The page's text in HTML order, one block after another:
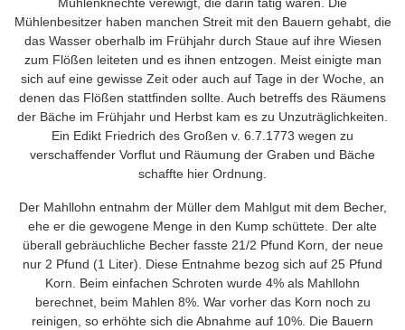
Mühlenknechte verewigt, die darin tätig waren. Die
Mühlenbesitzer haben manchen Streit mit den Bauern gehabt, die
das Wasser oberhalb im Frühjahr durch Staue auf ihre Wiesen
zum Flößen leiteten und es ihnen entzogen. Meist einigte man
sich auf eine gewisse Zeit oder auch auf Tage in der Woche, an
denen das Flößen stattfinden sollte. Auch betreffs des Räumens
der Bäche im Frühjahr und Herbst kam es zu Unzuträglichkeiten.
Ein Edikt Friedrich des Großen v. 6.7.1773 wegen zu
verschaffender Vorflut und Räumung der Graben und Bäche
schaffte hier Ordnung.
Der Mahllohn entnahm der Müller dem Mahlgut mit dem Becher,
ehe er die gewogene Menge in den Kump schüttete. Der alte
überall gebräuchliche Becher fasste 21/2 Pfund Korn, der neue
nur 2 Pfund (1 Liter). Diese Entnahme bezog sich auf 25 Pfund
Korn. Beim einfachen Schroten wurde 4% als Mahllohn
berechnet, beim Mahlen 8%. War vorher das Korn noch zu
reinigen, so erhöhte sich die Abnahme auf 10%. Die Bauern